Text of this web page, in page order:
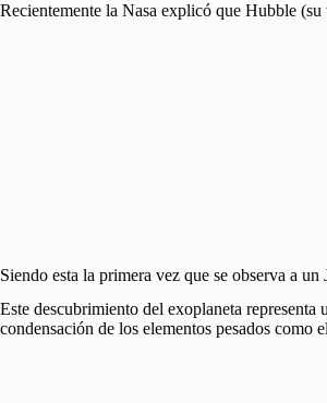
Recientemente la Nasa explicó que Hubble
Siendo esta la primera vez que se observa a
Este descubrimiento del exoplaneta representa
condensación de los elementos pesados como